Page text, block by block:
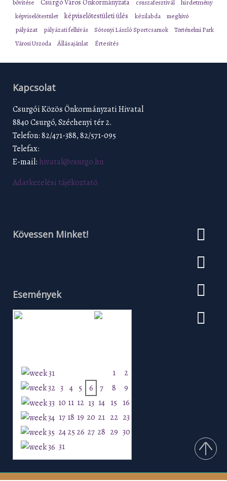
bővítése
Csurgó Város Önkormányzata csuszafesztivál hirdetmény
képviselőtestület képviselőtestületi ülés kézilabda meghívó
pályázat pályázati felhívás Sótonyi László Sportcsarnok
Történelmi Park
Városi Uszoda
Állásajánlat Értesítés
Kapcsolat
Csurgói Közös Önkormányzati Hivatal
8840 Csurgó, Széchenyi tér 2.
Telefon: 82/471-388, 82/571-095
Telefax:
E-mail: hivatal@csurgo.hu
Adatkezelési tájékoztató
Kövessen Minket!
Események
1
2
3 4 5 6 7 8
9
10 11 12 13 14 15 16
17 18 19 20 21 22 23
24 25 26 27 28 29 30
31